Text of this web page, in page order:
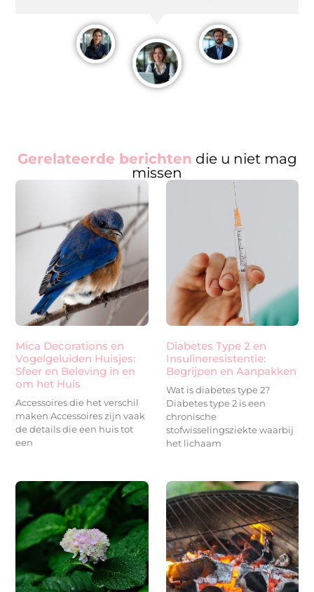
Gerelateerde berichten die u niet mag
missen
Mica Decorations en
Vogelgeluiden Huisjes:
Sfeer en Beleving in en
om het Huis
Accessoires die het verschil
maken Accessoires zijn vaak
de details die een huis tot
een
Diabetes Type 2 en
Insulineresistentie:
Begrijpen en Aanpakken
Wat is diabetes type 2?
Diabetes type 2 is een
chronische
stofwisselingsziekte waarbij
het lichaam